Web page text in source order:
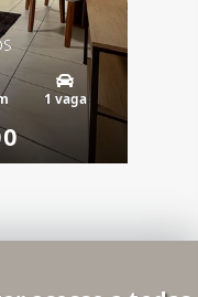
1 vaga